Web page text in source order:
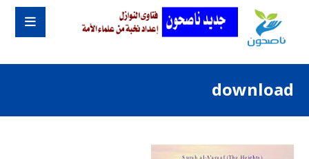
download